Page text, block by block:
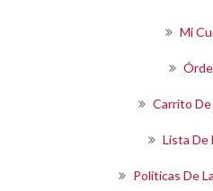
Mi
Carrito De
Lista De
Políticas De